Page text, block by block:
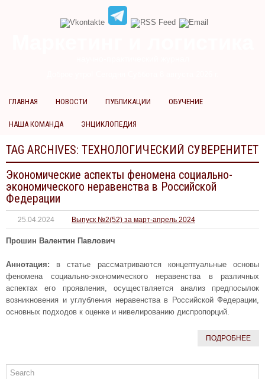
ГЛАВНАЯ НОВОСТИ ПУБЛИКАЦИИ ОБУЧЕНИЕ
НАША КОМАНДА ЭНЦИКЛОПЕДИЯ
TAG ARCHIVES: ТЕХНОЛОГИЧЕСКИЙ СУВЕРЕНИТЕТ
Экономические аспекты феномена социально-
экономического неравенства в Российской
Федерации
25.04.2024 Выпуск №2(52) за март-апрель 2024
Прошин Валентин Павлович
Аннотация: в статье рассматриваются концептуальные основы
феномена социально-экономического неравенства в различных
аспектах его проявления, осуществляется анализ предпосылок
возникновения и углубления неравенства в Российской Федерации,
основных подходов к оценке и нивелированию диспропорций.
ПОДРОБНЕЕ